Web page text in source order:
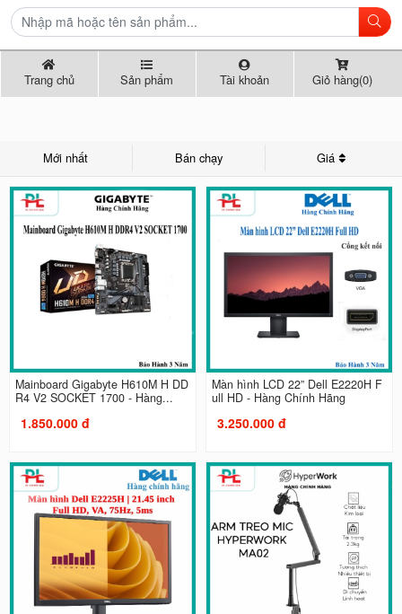
Trang chủ Sản phẩm Tài khoản Giỏ hàng(0)
Mới nhất Bán chạy Giá
Mainboard Gigabyte H610M H DD
R4 V2 SOCKET 1700 - Hàng...
1.850.000 đ
Màn hình LCD 22” Dell E2220H F
ull HD - Hàng Chính Hãng
3.250.000 đ